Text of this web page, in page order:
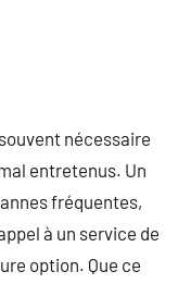
nécessaire
entretenus. Un
fréquentes,
à un service de
option. Que ce